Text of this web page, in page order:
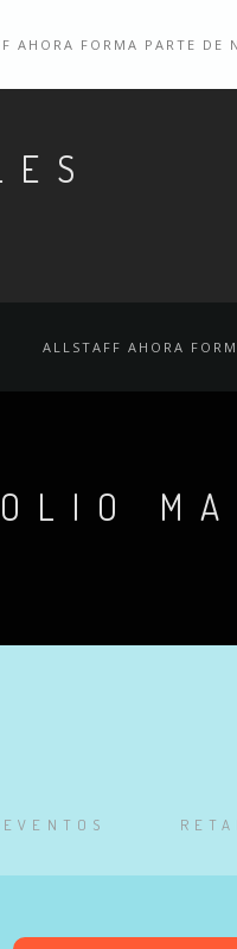
AHORA FORMA PARTE DE
ALLSTAFF AHORA
EVENTOS